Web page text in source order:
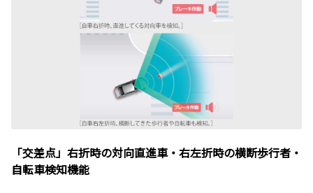
「交差点」右折時の対向直進車・右左折時の横断歩行者・
自転車検知機能